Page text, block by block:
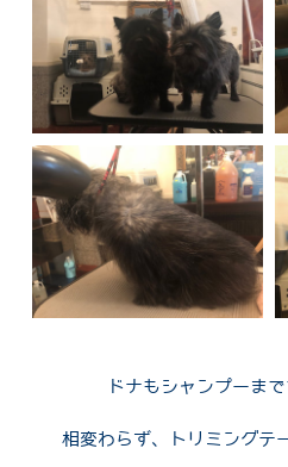
ドナもシャンプーま
相変わらず、トリミングテ
SHOW2019
RAKU＆
DRESSY
RIMA
ANNE
FETIA
G
RAI
LEI
K
TIO
NON STOP
M
O